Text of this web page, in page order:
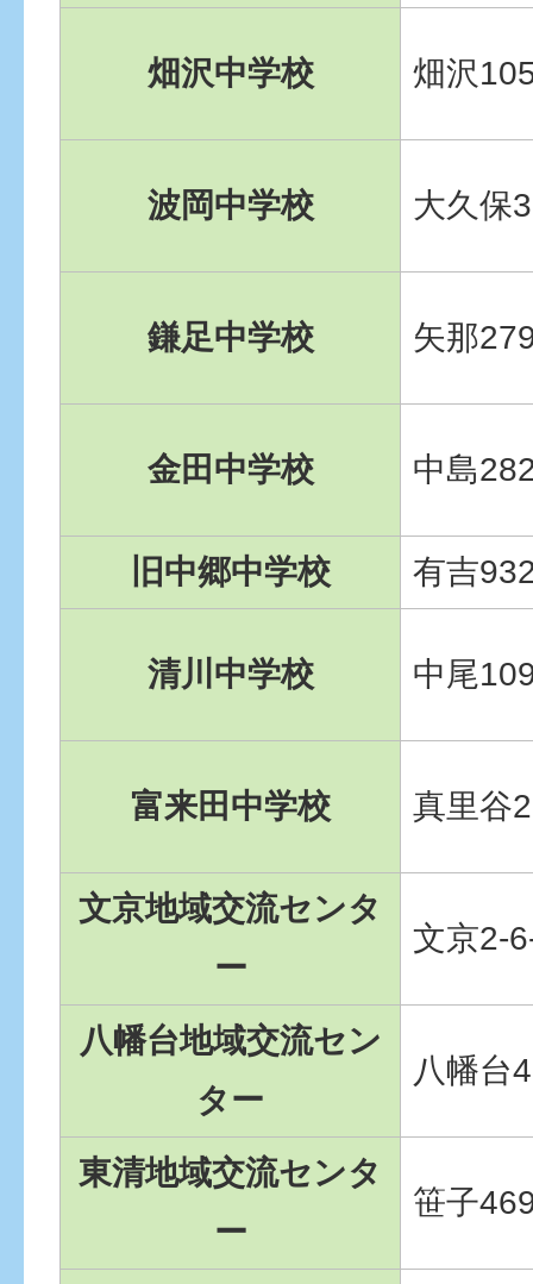
畑沢中学校 畑沢
波岡中学校 大久保
鎌足中学校 矢那
金田中学校 中島
旧中郷中学校 有吉
清川中学校 中尾
富来田中学校 真里谷
文京地域交流センタ
ー
文京2-
八幡台地域交流セン
ター
八幡台
東清地域交流センタ
ー
笹子